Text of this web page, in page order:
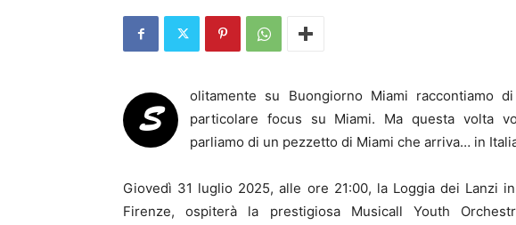
S
olitamente su Buongiorno Miami raccontiamo
particolare focus su Miami. Ma questa volta
parliamo di un pezzetto di Miami che arriva… in
Giovedì 31 luglio 2025, alle ore 21:00, la Loggia dei Lanzi
Firenze, ospiterà la prestigiosa Musicall Youth